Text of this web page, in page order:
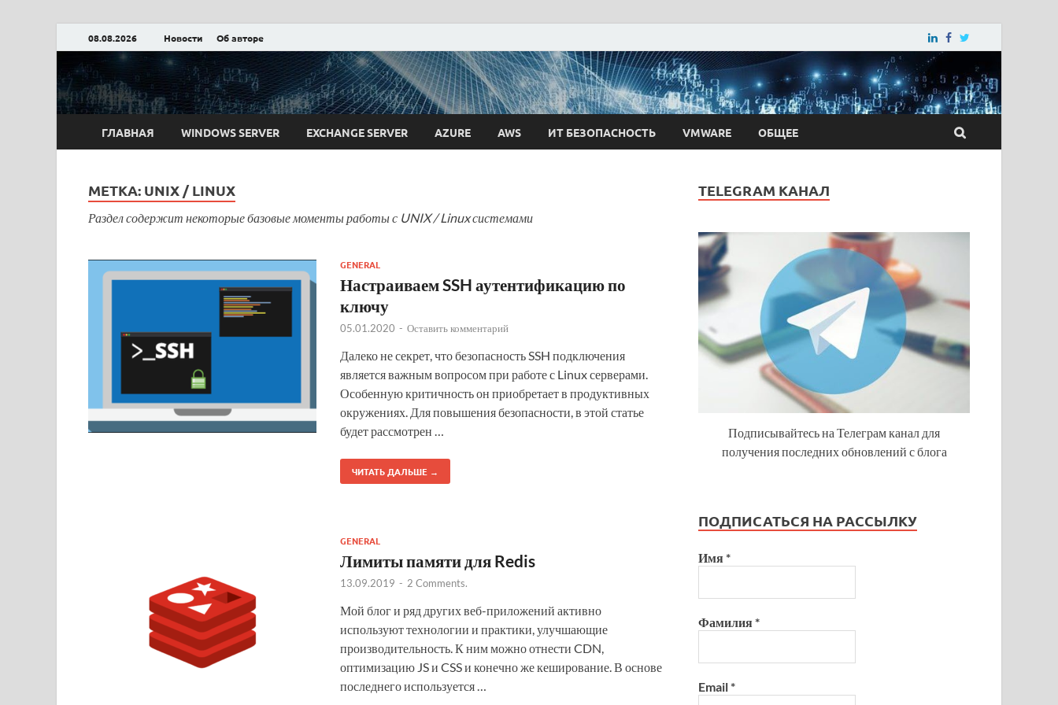
08.08.2026 Новости Об авторе
Блог Александра Ткаченко
ГЛАВНАЯ WINDOWS SERVER EXCHANGE SERVER AZURE AWS ИТ БЕЗОПАСНОСТЬ VMWARE ОБЩЕЕ
МЕТКА: UNIX / LINUX
Раздел содержит некоторые базовые моменты работы с UNIX / Linux системами
GENERAL
Настраиваем SSH аутентификацию по
ключу
05.01.2020 - Оставить комментарий
Далеко не секрет, что безопасность SSH подключения
является важным вопросом при работе с Linux серверами.
Особенную критичность он приобретает в продуктивных
окружениях. Для повышения безопасности, в этой статье
будет рассмотрен …
ЧИТАТЬ ДАЛЬШЕ →
GENERAL
Лимиты памяти для Redis
13.09.2019 - 2 Comments.
Мой блог и ряд других веб-приложений активно
используют технологии и практики, улучшающие
производительность. К ним можно отнести CDN,
оптимизацию JS и CSS и конечно же кеширование. В основе
последнего используется …
TELEGRAM КАНАЛ
Подписывайтесь на Телеграм канал для
получения последних обновлений с блога
ПОДПИСАТЬСЯ НА РАССЫЛКУ
Имя*
Фамилия*
Email*